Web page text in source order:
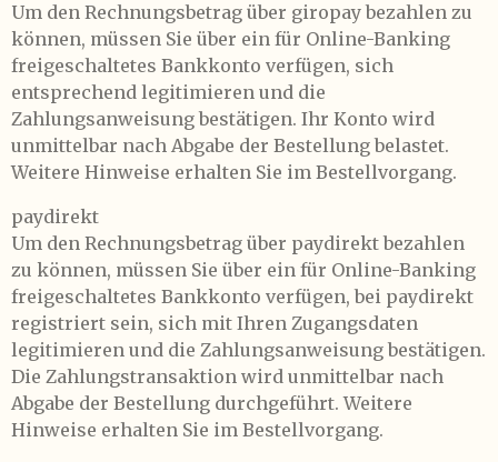
Um den Rechnungsbetrag über giropay bezahlen zu
können, müssen Sie über ein für Online-Banking
freigeschaltetes Bankkonto verfügen, sich
entsprechend legitimieren und die
Zahlungsanweisung bestätigen. Ihr Konto wird
unmittelbar nach Abgabe der Bestellung belastet.
Weitere Hinweise erhalten Sie im Bestellvorgang.
paydirekt
Um den Rechnungsbetrag über paydirekt bezahlen
zu können, müssen Sie über ein für Online-Banking
freigeschaltetes Bankkonto verfügen, bei paydirekt
registriert sein, sich mit Ihren Zugangsdaten
legitimieren und die Zahlungsanweisung bestätigen.
Die Zahlungstransaktion wird unmittelbar nach
Abgabe der Bestellung durchgeführt. Weitere
Hinweise erhalten Sie im Bestellvorgang.